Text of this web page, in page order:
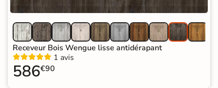
Receveur Bois Wengue lisse antidérapant
1 avis
586€90